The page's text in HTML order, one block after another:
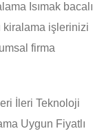
Isımak bacalı
kiralama işlerinizi
firma
İleri Teknoloji
Uygun Fiyatlı